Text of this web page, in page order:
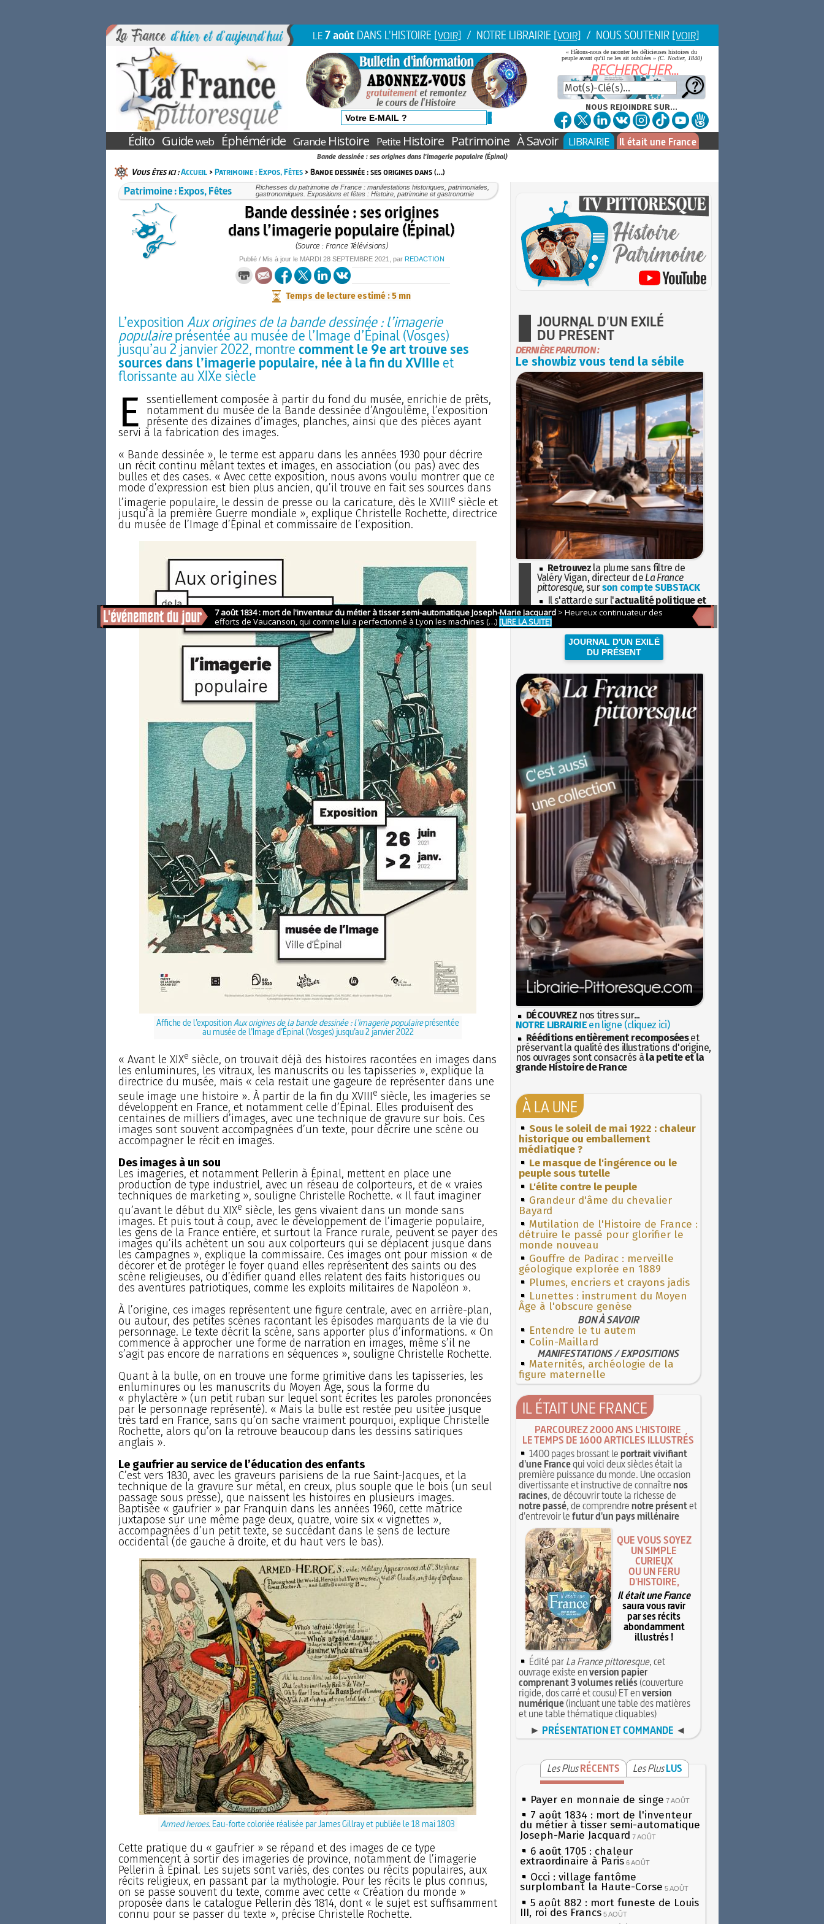
LE7 août DANS L'HISTOIRE [VOIR] / NOTRE LIBRAIRIE [VOIR] / NOUS SOUTENIR [VOIR]
« Hâtons-nous de raconter les délicieuses histoires du
peuple avant qu'il ne les ait oubliées » (C. Nodier, 1840)
NOUS REJOINDRE SUR...
Édito Guideweb Éphéméride GrandeHistoire PetiteHistoire Patrimoine À Savoir LIBRAIRIE Il était une France
Bande dessinée : ses origines dans l'imagerie populaire (Épinal)
Vous êtes ici :Accueil>Patrimoine : Expos, Fêtes> Bande dessinée : ses origines dans (…)
Patrimoine : Expos, Fêtes
Richesses du patrimoine de France : manifestations historiques, patrimoniales,
gastronomiques. Expositions et fêtes : Histoire, patrimoine et gastronomie
Bande dessinée : ses origines
dans l’imagerie populaire (Épinal)
(Source : France Télévisions)
Publié / Mis à jour le MARDI 28 SEPTEMBRE 2021 , par REDACTION
Temps de lecture estimé : 5 mn
L’expositionAux origines de la bande dessinée : l’imagerie
populaireprésentée au musée de l’Image d’Épinal (Vosges)
jusqu’au 2 janvier 2022, montrecomment le 9e art trouve ses
sources dans l’imagerie populaire, née à la fin du XVIIIeet
florissante au XIXe siècle
E ssentiellement composée à partir du fond du musée, enrichie de prêts,
notamment du musée de la Bande dessinée d’Angoulême, l’exposition
présente des dizaines d’images, planches, ainsi que des pièces ayant
servi à la fabrication des images.
« Bande dessinée », le terme est apparu dans les années 1930 pour décrire
un récit continu mêlant textes et images, en association (ou pas) avec des
bulles et des cases. « Avec cette exposition, nous avons voulu montrer que ce
mode d’expression est bien plus ancien, qu’il trouve en fait ses sources dans
l’imagerie populaire, le dessin de presse ou la caricature, dès le XVIIIe siècle et
jusqu’à la première Guerre mondiale », explique Christelle Rochette, directrice
du musée de l’Image d’Épinal et commissaire de l’exposition.
Affiche de l’expositionAux origines de la bande dessinée : l’imagerie populaireprésentée
au musée de l’Image d’Épinal (Vosges) jusqu’au 2 janvier 2022
« Avant le XIXe siècle, on trouvait déjà des histoires racontées en images dans
les enluminures, les vitraux, les manuscrits ou les tapisseries », explique la
directrice du musée, mais « cela restait une gageure de représenter dans une
seule image une histoire ». À partir de la fin du XVIIIe siècle, les imageries se
développent en France, et notamment celle d’Épinal. Elles produisent des
centaines de milliers d’images, avec une technique de gravure sur bois. Ces
images sont souvent accompagnées d’un texte, pour décrire une scène ou
accompagner le récit en images.
Des images à un sou
Les imageries, et notamment Pellerin à Épinal, mettent en place une
production de type industriel, avec un réseau de colporteurs, et de « vraies
techniques de marketing », souligne Christelle Rochette. « Il faut imaginer
qu’avant le début du XIXe siècle, les gens vivaient dans un monde sans
images. Et puis tout à coup, avec le développement de l’imagerie populaire,
les gens de la France entière, et surtout la France rurale, peuvent se payer des
images qu’ils achètent un sou aux colporteurs qui se déplacent jusque dans
les campagnes », explique la commissaire. Ces images ont pour mission « de
décorer et de protéger le foyer quand elles représentent des saints ou des
scène religieuses, ou d’édifier quand elles relatent des faits historiques ou
des aventures patriotiques, comme les exploits militaires de Napoléon ».
À l’origine, ces images représentent une figure centrale, avec en arrière-plan,
ou autour, des petites scènes racontant les épisodes marquants de la vie du
personnage. Le texte décrit la scène, sans apporter plus d’informations. « On
commence à approcher une forme de narration en images, même s’il ne
s’agit pas encore de narrations en séquences », souligne Christelle Rochette.
Quant à la bulle, on en trouve une forme primitive dans les tapisseries, les
enluminures ou les manuscrits du Moyen Âge, sous la forme du
« phylactère » (un petit ruban sur lequel sont écrites les paroles prononcées
par le personnage représenté). « Mais la bulle est restée peu usitée jusque
très tard en France, sans qu’on sache vraiment pourquoi, explique Christelle
Rochette, alors qu’on la retrouve beaucoup dans les dessins satiriques
anglais ».
Le gaufrier au service de l’éducation des enfants
C’est vers 1830, avec les graveurs parisiens de la rue Saint-Jacques, et la
technique de la gravure sur métal, en creux, plus souple que le bois (un seul
passage sous presse), que naissent les histoires en plusieurs images.
Baptisée « gaufrier » par Franquin dans les années 1960, cette matrice
juxtapose sur une même page deux, quatre, voire six « vignettes »,
accompagnées d’un petit texte, se succédant dans le sens de lecture
occidental (de gauche à droite, et du haut vers le bas).
Armed heroes. Eau-forte coloriée réalisée par James Gillray et publiée le 18 mai 1803
Cette pratique du « gaufrier » se répand et des images de ce type
commencent à sortir des imageries de province, notamment de l’imagerie
Pellerin à Épinal. Les sujets sont variés, des contes ou récits populaires, aux
récits religieux, en passant par la mythologie. Pour les récits le plus connus,
on se passe souvent du texte, comme avec cette « Création du monde »
proposée dans le catalogue Pellerin dès 1814, dont « le sujet est suffisamment
connu pour se passer du texte », précise Christelle Rochette.
JOURNAL D'UN EXILÉ
DU PRÉSENT
DERNIÈRE PARUTION :
Le showbiz vous tend la sébile
Retrouvez la plume sans filtre de
Valéry Vigan, directeur de La France
pittoresque, surson compte SUBSTACK
Il s'attarde sur l'actualité politique et
sociétaleavec la hauteur de vue de
l'Histoire
JOURNAL D'UN EXILÉ
DU PRÉSENT
DÉCOUVREZ nos titres sur...
NOTRE LIBRAIRIEen ligne (cliquez ici)
Rééditions entièrement recomposéeset
préservant la qualité des illustrations d'origine,
nos ouvrages sont consacrés à la petite et la
grande Histoire de France
À LA UNE
Sous le soleil de mai 1922 : chaleur
historique ou emballement
médiatique ?
Le masque de l'ingérence ou le
peuple sous tutelle
L'élite contre le peuple
Grandeur d'âme du chevalier
Bayard
Mutilation de l'Histoire de France :
détruire le passé pour glorifier le
monde nouveau
Gouffre de Padirac : merveille
géologique explorée en 1889
Plumes, encriers et crayons jadis
Lunettes : instrument du Moyen
Âge à l'obscure genèse
BON À SAVOIR
Entendre le tu autem
Colin-Maillard
MANIFESTATIONS / EXPOSITIONS
Maternités, archéologie de la
figure maternelle
IL ÉTAIT UNE FRANCE
PARCOUREZ 2000 ANS L'HISTOIRE
LE TEMPS DE 1600 ARTICLES ILLUSTRÉS
1400 pages brossant leportrait vivifiant
d'une Francequi voici deux siècles était la
première puissance du monde. Une occasion
divertissante et instructive de connaîtrenos
racines, de découvrir toute la richesse de
notre passé, de comprendrenotre présentet
d'entrevoir lefutur d'un pays millénaire
QUE VOUS SOYEZ
UN SIMPLE
CURIEUX
OU UN FÉRU
D'HISTOIRE,
Il était une France
saura vous ravir
par ses récits
abondamment
illustrés !
Édité parLa France pittoresque, cet
ouvrage existe enversion papier
comprenant 3 volumes reliés(couverture
rigide, dos carré et cousu) ET enversion
numérique(incluant une table des matières
et une table thématique cliquables)
► PRÉSENTATION ET COMMANDE ◄
Les Plus RÉCENTS Les Plus LUS
Payer en monnaie de singe 7 AOÛT
7 août 1834 : mort de l'inventeur
du métier à tisser semi-automatique
Joseph-Marie Jacquard 7 AOÛT
6 août 1705 : chaleur
extraordinaire à Paris 6 AOÛT
Occi : village fantôme
surplombant la Haute-Corse 5 AOÛT
5 août 882 : mort funeste de Louis
III, roi des Francs 5 AOÛT